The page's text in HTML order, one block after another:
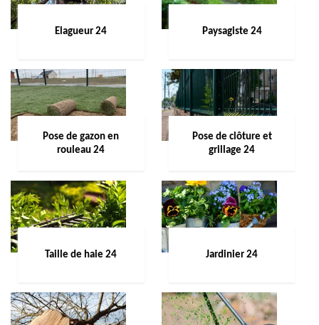
Elagueur 24 Paysagiste 24
Pose de gazon en
rouleau 24
Pose de clôture et
grillage 24
Taille de haie 24 Jardinier 24